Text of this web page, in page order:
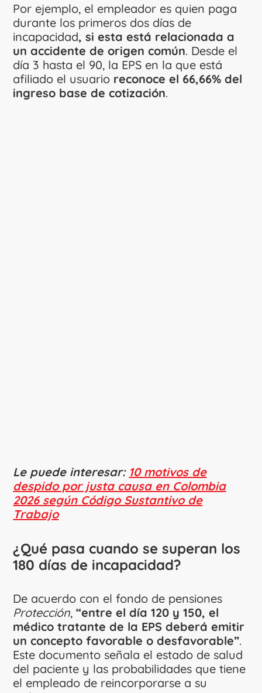
Por ejemplo, el empleador es quien paga
durante los primeros dos días de
incapacidad, si esta está relacionada a
un accidente de origen común. Desde el
día 3 hasta el 90, la EPS en la que está
afiliado el usuario reconoce el 66,66% del
ingreso base de cotización.
Le puede interesar: 10 motivos de
despido por justa causa en Colombia
2026 según Código Sustantivo de
Trabajo
¿Qué pasa cuando se superan los
180 días de incapacidad?
De acuerdo con el fondo de pensiones
Protección,“entre el día 120 y 150, el
médico tratante de la EPS deberá emitir
un concepto favorable o desfavorable”.
Este documento señala el estado de salud
del paciente y las probabilidades que tiene
el empleado de reincorporarse a su